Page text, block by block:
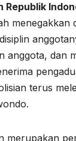
Republik
menegakkan
dan
terus
merupakan